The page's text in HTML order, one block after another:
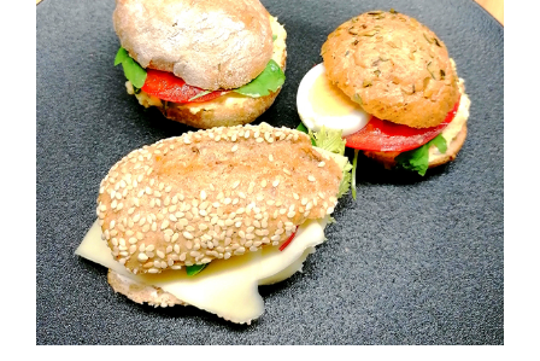
Jourgebäck Vegetarisch (3 Stück)